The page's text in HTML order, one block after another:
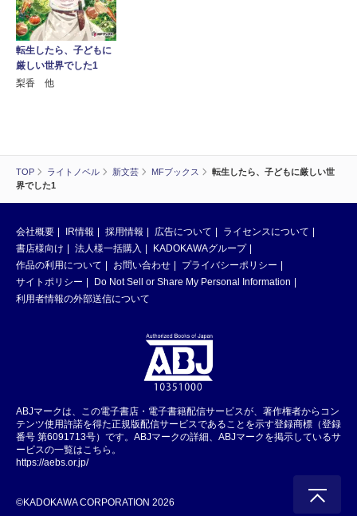
TOP ライトノベル 新文芸 MFブックス
転生したら、子どもに厳しい世
界でした1
転生したら、子どもに
厳しい世界でした1
梨香 他
会社概要 IR情報 採用情報 広告について
ライセンスについて
書店様向け
法人様一括購入
KADOKAWAグループ
作品の利用について
お問い合わせ
プライバシーポリシー
サイトポリシー
Do Not Sell or Share My Personal Information
利用者情報の外部送信について
ABJマークは、この電子書店・電子書籍配信サービスが、著作権者からコン
テンツ使用許諾を得た正規版配信サービスであることを示す登録商標（登録
番号 第6091713号）です。ABJマークの詳細、ABJマークを掲示しているサ
ービスの一覧はこちら。
https://aebs.or.jp/
©KADOKAWA CORPORATION 2026